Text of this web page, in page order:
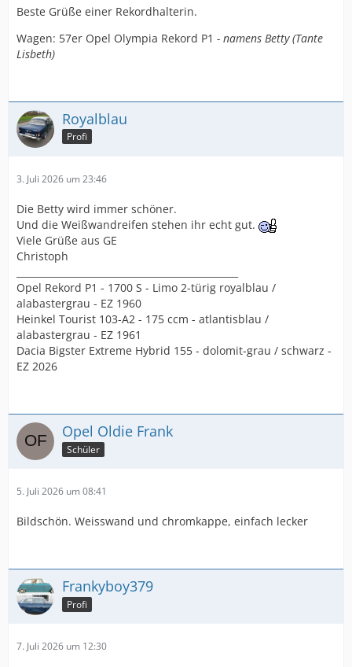
Beste Grüße einer Rekordhalterin.
Wagen: 57er Opel Olympia Rekord P1 - namens Betty (Tante
Lisbeth)
Royalblau
Profi
3. Juli 2026 um 23:46
Die Betty wird immer schöner.
Und die Weißwandreifen stehen ihr echt gut.
Viele Grüße aus GE
Christoph
Opel Rekord P1 - 1700 S - Limo 2-türig royalblau /
alabastergrau - EZ 1960
Heinkel Tourist 103-A2 - 175 ccm - atlantisblau /
alabastergrau - EZ 1961
Dacia Bigster Extreme Hybrid 155 - dolomit-grau / schwarz -
EZ 2026
Opel Oldie Frank
Schüler
5. Juli 2026 um 08:41
Bildschön. Weisswand und chromkappe, einfach lecker
Frankyboy379
Profi
7. Juli 2026 um 12:30